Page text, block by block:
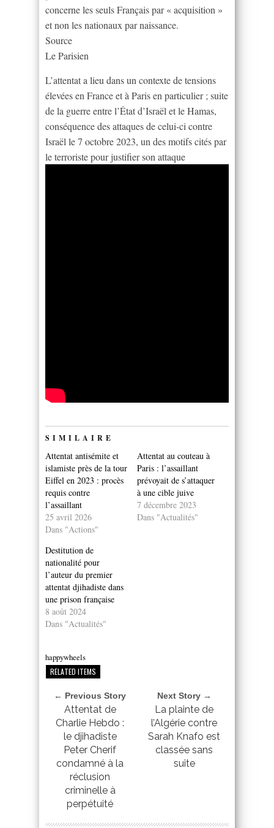
concerne les seuls Français par « acquisition »
et non les nationaux par naissance.
Source
Le Parisien
L’attentat a lieu dans un contexte de tensions
élevées en France et à Paris en particulier ; suite
de la guerre entre l’État d’Israël et le Hamas,
conséquence des attaques de celui-ci contre
Israël le 7 octobre 2023, un des motifs cités par
le terroriste pour justifier son attaque
SIMILAIRE
Attentat antisémite et
islamiste près de la tour
Eiffel en 2023 : procès
requis contre
l’assaillant
25 avril 2026
Dans "Actions"
Attentat au couteau à
Paris : l’assaillant
prévoyait de s’attaquer
à une cible juive
7 décembre 2023
Dans "Actualités"
Destitution de
nationalité pour
l’auteur du premier
attentat djihadiste dans
une prison française
8 août 2024
Dans "Actualités"
happywheels
RELATED ITEMS
← Previous Story
Attentat de
Charlie Hebdo :
le djihadiste
Peter Cherif
condamné à la
réclusion
criminelle à
perpétuité
Next Story →
La plainte de
l’Algérie contre
Sarah Knafo est
classée sans
suite